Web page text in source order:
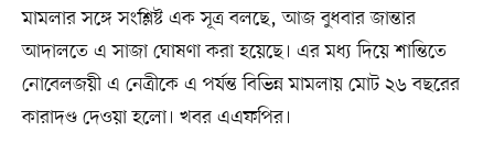
মামলার সঙ্গে সংশ্লিষ্ট এক সূত্র বলছে, আজ বুধবার জান্তার
আদালতে এ সাজা ঘোষণা করা হয়েছে। এর মধ্য দিয়ে শান্তিতে
নোবেলজয়ী এ নেত্রীকে এ পর্যন্ত বিভিন্ন মামলায় মোট ২৬ বছরের
কারাদণ্ড দেওয়া হলো। খবর এএফপির।